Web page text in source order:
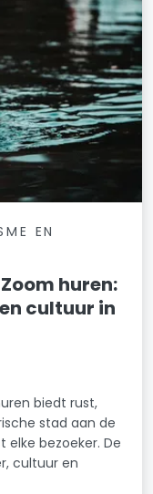
EN
huren:
cultuur in
biedt rust,
stad aan de
elke bezoeker. De
cultuur en